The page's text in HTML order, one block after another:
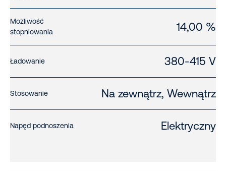
Możliwość
stopniowania
14,00 %
Ładowanie 380-415 V
Stosowanie Na zewnątrz, Wewnątrz
Napęd podnoszenia Elektryczny